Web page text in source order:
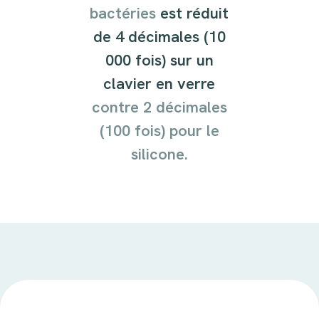
bactéries est réduit
de 4 décimales (10
000 fois) sur un
clavier en verre
contre 2 décimales
(100 fois) pour le
silicone.